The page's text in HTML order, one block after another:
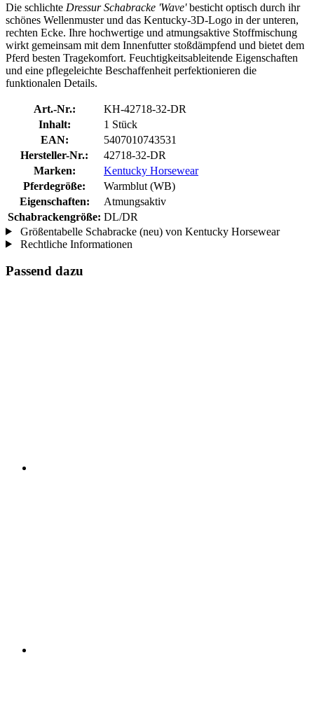
Die schlichte Dressur Schabracke 'Wave'besticht optisch durch ihr
schönes Wellenmuster und das Kentucky-3D-Logo in der unteren,
rechten Ecke. Ihre hochwertige und atmungsaktive Stoffmischung
wirkt gemeinsam mit dem Innenfutter stoßdämpfend und bietet dem
Pferd besten Tragekomfort. Feuchtigkeitsableitende Eigenschaften
und eine pflegeleichte Beschaffenheit perfektionieren die
funktionalen Details.
Art.-Nr.:
KH-42718-32-DR
Inhalt:
1 Stück
EAN:
5407010743531
Hersteller-Nr.:
42718-32-DR
Marken:
Kentucky Horsewear
Pferdegröße:
Warmblut (WB)
Eigenschaften:
Atmungsaktiv
Schabrackengröße: DL/DR
Größentabelle Schabracke (neu) von Kentucky Horsewear
Rechtliche Informationen
Passend dazu